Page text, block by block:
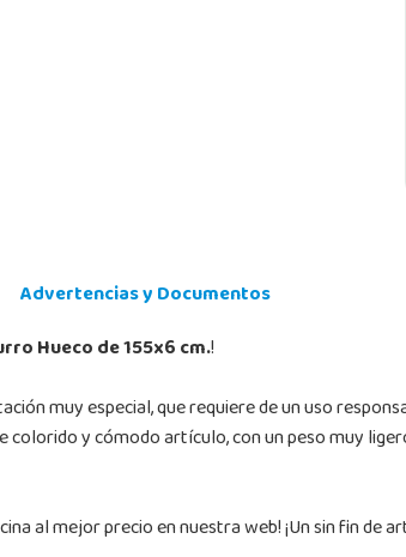
Advertencias y Documentos
Hueco de 155x6 cm.!
muy especial, que requiere de un uso
y cómodo artículo, con un peso muy
al mejor precio en nuestra web! ¡Un sin fin de